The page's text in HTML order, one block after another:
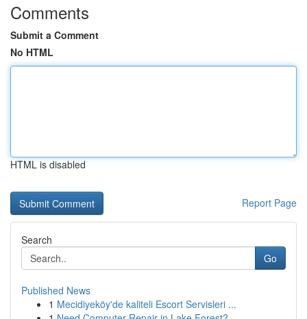
Comments
Submit a Comment
No HTML
HTML is disabled
Report Page
Search
Go
Published News
1 Mecidiyeköy'de kaliteli Escort Servisleri ...